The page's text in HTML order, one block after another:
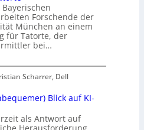
Forschende der
München an einem
für Tatorte, der
bei…
Scharrer, Dell
Blick auf KI-
als Antwort auf